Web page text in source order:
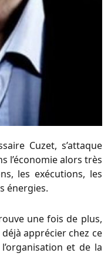
Cuzet, s’attaque
l’économie alors très
les exécutions, les
énergies.
une fois de plus,
apprécier chez ce
et de la